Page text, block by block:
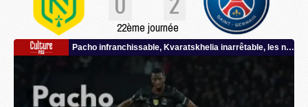
22ème journée